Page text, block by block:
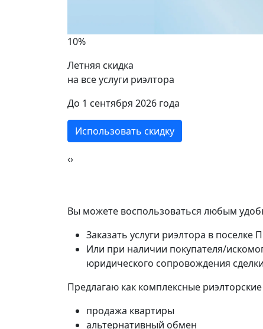
10%
Летняя скидка
на все услуги риэлтора
До 1 сентября 2026 года
Использовать скидку
‹›
Вы можете воспользоваться любым
Заказать услуги риэлтора в поселке
Или при наличии покупателя/
юридического сопровождения
Предлагаю как комплексные
продажа квартиры
альтернативный обмен